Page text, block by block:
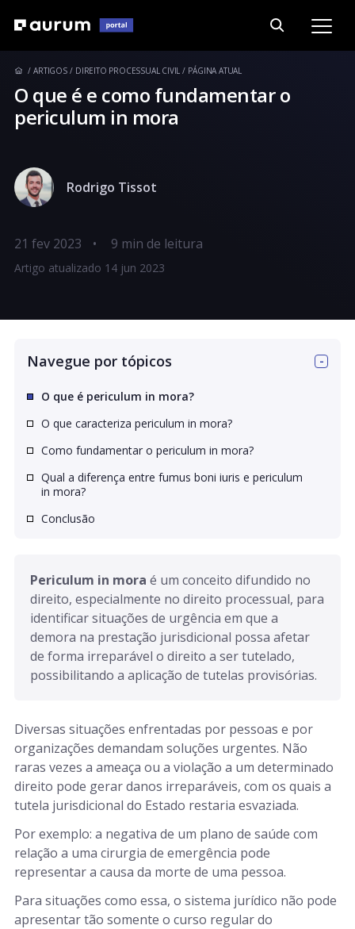
ARTIGOS DIREITO PROCESSUAL CIVIL PÁGINA ATUAL
O que é e como fundamentar o
periculum in mora
Rodrigo Tissot
21 fev 2023 •
Artigo atualizado 14 jun 2023
Navegue por tópicos
O que é periculum in mora?
O que caracteriza periculum in mora?
Como fundamentar o periculum in mora?
Qual a diferença entre fumus boni iuris e periculum
in mora?
Conclusão
Periculum in mora é um conceito difundido no
direito, especialmente no direito processual, para
identificar situações de urgência em que a
demora na prestação jurisdicional possa afetar
de forma irreparável o direito a ser tutelado,
possibilitando a aplicação de tutelas provisórias.
Diversas situações enfrentadas por pessoas e por
organizações demandam soluções urgentes. Não
raras vezes a ameaça ou a violação a um determinado
direito pode gerar danos irreparáveis, com os quais a
tutela jurisdicional do Estado restaria esvaziada.
Por exemplo: a negativa de um plano de saúde com
relação a uma cirurgia de emergência pode
representar a causa da morte de uma pessoa.
Para situações como essa, o sistema jurídico não pode
apresentar tão somente o curso regular do